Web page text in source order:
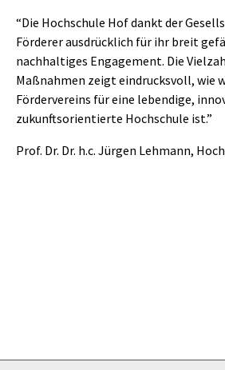
“Die Hochschule Hof dankt der
Förderer ausdrücklich für ihr breit
nachhaltiges Engagement. Die
Maßnahmen zeigt eindrucksvoll, wie
Fördervereins für eine lebendige,
zukunftsorientierte Hochschule ist.”
Prof. Dr. Dr. h.c. Jürgen Lehmann,